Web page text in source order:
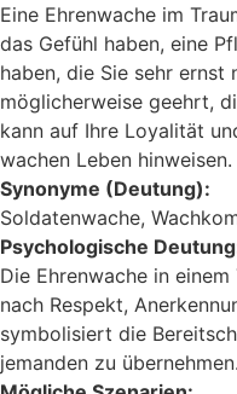
Eine Ehrenwache im
das Gefühl haben, eine
haben, die Sie sehr ernst
möglicherweise geehrt,
kann auf Ihre Loyalität
wachen Leben hinweisen.
Synonyme (Deutung):
Soldatenwache,
Psychologische
Die Ehrenwache in
nach Respekt,
symbolisiert die
jemanden zu übernehmen.